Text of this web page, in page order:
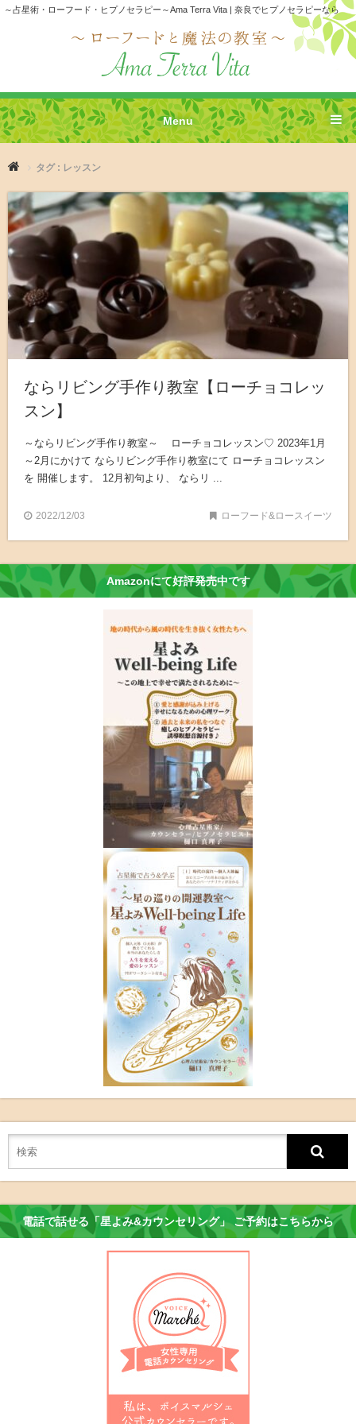
～占星術・ローフード・ヒプノセラピー～Ama Terra Vita | 奈良でヒプノセラピーなら
Menu
タグ : レッスン
ならリビング手作り教室【ローチョコレッ
スン】
～ならリビング手作り教室～ ローチョコレッスン♡ 2023年1月
～2月にかけて ならリビング手作り教室にて ローチョコレッスン
を 開催します。 12月初句より、 ならリ ...
2022/12/03 ローフード&ロースイーツ
Amazonにて好評発売中です
電話で話せる「星よみ&カウンセリング」 ご予約はこちらから